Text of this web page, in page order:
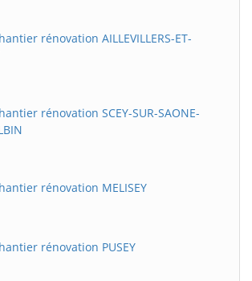
rénovation AILLEVILLERS-ET-
rénovation SCEY-SUR-SAONE-
rénovation MELISEY
rénovation PUSEY